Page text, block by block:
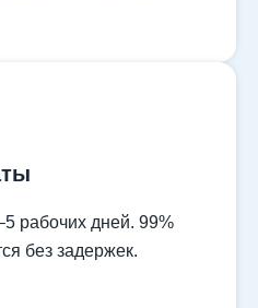
рабочих дней. 99%
без задержек.